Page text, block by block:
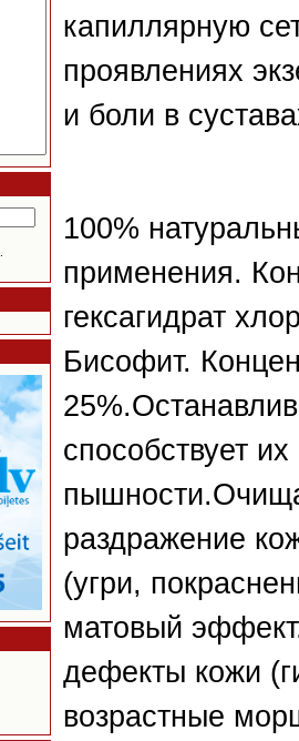
капиллярную
проявлениях
и боли в
100%
применения.
гексагидрат
Бисофит.
способствует
раздражение
(угри,
матовый
дефекты кожи
возрастные